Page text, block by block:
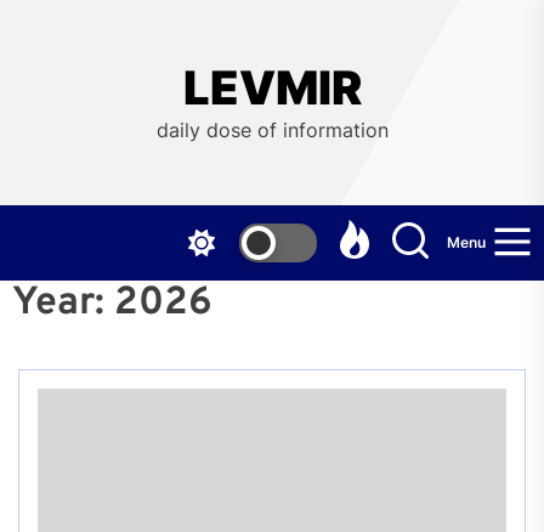
LEVMIR
daily dose of information
Menu
Year: 2026